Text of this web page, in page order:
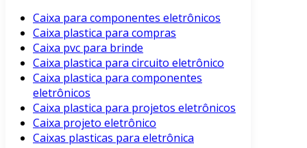
Caixa para componentes eletrônicos
Caixa plastica para compras
Caixa pvc para brinde
Caixa plastica para circuito eletrônico
Caixa plastica para componentes
eletrônicos
Caixa plastica para projetos eletrônicos
Caixa projeto eletrônico
Caixas plasticas para eletrônica